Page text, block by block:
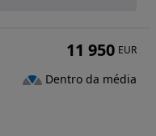
11 950 EUR
Dentro da média